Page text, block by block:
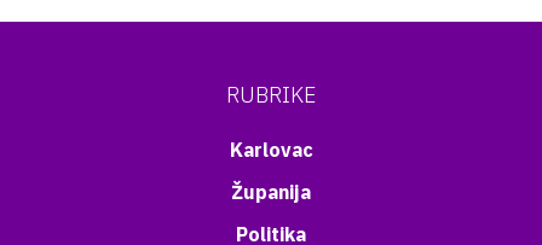
RUBRIKE
Karlovac
Županija
Politika